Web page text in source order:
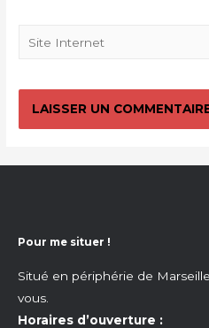
Pour me situer !
Situé en périphérie de
vous.
Horaires d’ouverture :